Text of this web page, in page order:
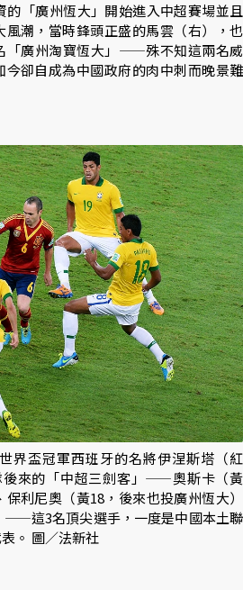
的「廣州恆大」開始進入中超賽場並且
風潮，當時鋒頭正盛的馬雲（右），也
「廣州淘寶恆大」——殊不知這兩名威
今卻自成為中國政府的肉中刺而晚景難
界盃冠軍西班牙的名將伊涅斯塔（紅
後來的「中超三劍客」——奧斯卡（黃
利尼奧（黃18，後來也投廣州恆大）
——這3名頂尖選手，一度是中國本土聯
。 圖／法新社